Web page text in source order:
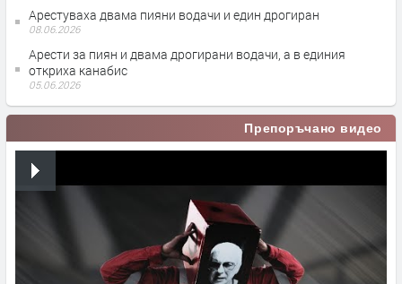
Арестуваха двама пияни водачи и един дрогиран
08.06.2026
Арести за пиян и двама дрогирани водачи, а в единия
откриха канабис
05.06.2026
Препоръчано видео